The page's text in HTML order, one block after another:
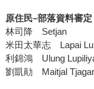
原住民–部落資料審定
林司降 Setjan
米田太華志 Lapai
利錦鴻 Ulung
劉凱勛 Maitjal